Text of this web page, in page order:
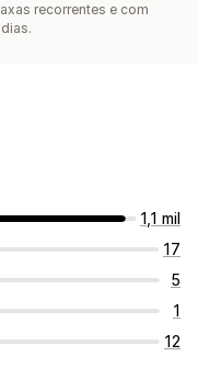
recorrentes e com
1,1 mil
17
5
1
12